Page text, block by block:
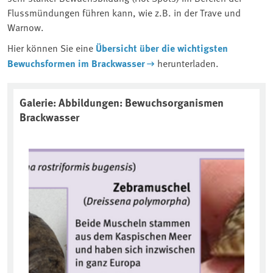
Flussmündungen führen kann, wie z.B. in der Trave und
Warnow.
Hier können Sie eine Übersicht über die wichtigsten
Bewuchsformen im Brackwasser
herunterladen.
Galerie: Abbildungen: Bewuchsorganismen
Brackwasser